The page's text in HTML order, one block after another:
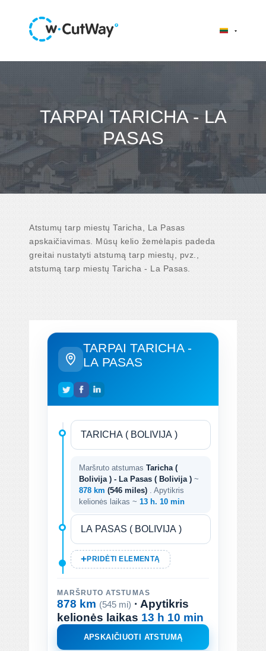
TARPAI TARICHA - LA
PASAS
Atstumų tarp miestų Taricha, La Pasas
apskaičiavimas. Mūsų kelio žemėlapis padeda
greitai nustatyti atstumą tarp miestų, pvz.,
atstumą tarp miestų Taricha - La Pasas.
TARPAI TARICHA -
LA PASAS
Maršruto atstumas Taricha (
Bolivija ) - La Pasas ( Bolivija ) ~
878 km (546 miles)
. Apytikris
kelionės laikas ~ 13 h. 10 min
PRIDĖTI ELEMENTĄ
MARŠRUTO ATSTUMAS
878 km (545 mi) · Apytikris
kelionės laikas 13 h 10 min
APSKAIČIUOTI ATSTUMĄ